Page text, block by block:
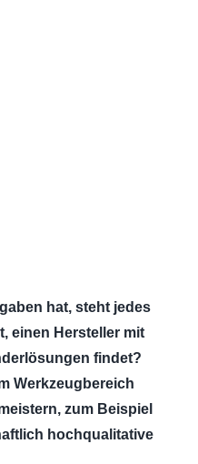
hat, steht jedes
einen Hersteller mit
findet?
Werkzeugbereich
zum Beispiel
hochqualitative